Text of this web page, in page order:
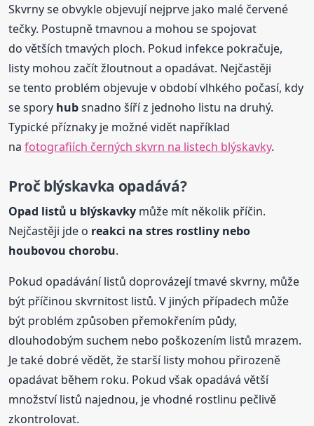
Skvrny se obvykle objevují nejprve jako malé červené
tečky. Postupně tmavnou a mohou se spojovat
do větších tmavých ploch. Pokud infekce pokračuje,
listy mohou začít žloutnout a opadávat. Nejčastěji
se tento problém objevuje v období vlhkého počasí, kdy
se spory hubsnadno šíří z jednoho listu na druhý.
Typické příznaky je možné vidět například
nafotografiích černých skvrn na listech blýskavky.
Proč blýskavka opadává?
Opad listů u blýskavky může mít několik příčin.
Nejčastěji jde o reakci na stres rostliny nebo
houbovou chorobu.
Pokud opadávání listů doprovázejí tmavé skvrny, může
být příčinou skvrnitost listů. V jiných případech může
být problém způsoben přemokřením půdy,
dlouhodobým suchem nebo poškozením listů mrazem.
Je také dobré vědět, že starší listy mohou přirozeně
opadávat během roku. Pokud však opadává větší
množství listů najednou, je vhodné rostlinu pečlivě
zkontrolovat.